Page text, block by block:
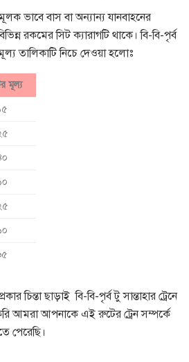
ভাবে বাস বা অন্যান্য যানবাহনের
রকমের সিট ক্যারাগটি থাকে। বি-বি-পৃর্ব
মূল্য তালিকাটি নিচে দেওয়া হলোঃ
মূল্য
চিন্তা ছাড়াই বি-বি-পৃর্ব টু সান্তাহার ট্রেনে
আমরা আপনাকে এই রুটের ট্রেন সম্পর্কে
পেরেছি।